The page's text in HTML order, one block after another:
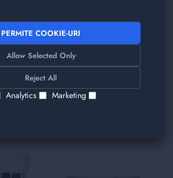
PERMITE COOKIE-URI
Allow Selected Only
Reject All
Analytics
Marketing
TRIMITE
produse care v-ar plăcea!